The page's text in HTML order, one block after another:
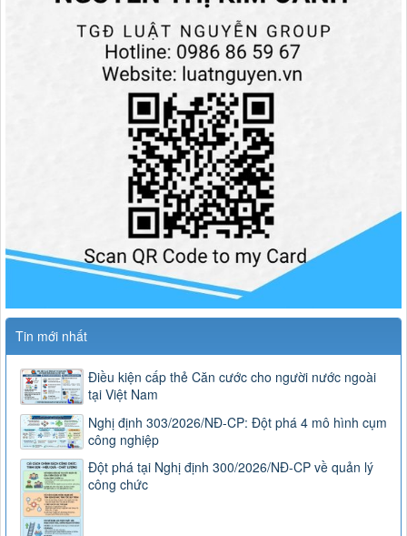
Tin mới nhất
Điều kiện cấp thẻ Căn cước cho người nước ngoài
tại Việt Nam
Nghị định 303/2026/NĐ-CP: Đột phá 4 mô hình cụm
công nghiệp
Đột phá tại Nghị định 300/2026/NĐ-CP về quản lý
công chức